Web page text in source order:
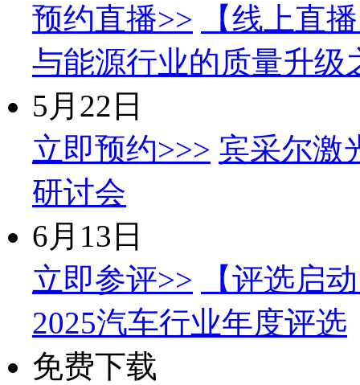
预约直播>>
【线上直
与能源行业的质量升级
5月22日
立即预约>>> 宾采尔激
研讨会
6月13日
立即参评>>
【评选启
2025汽车行业年度评选
免费下载